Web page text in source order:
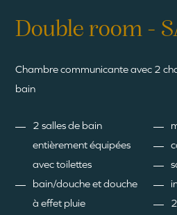
Double room -
Chambre communicante avec 2
bain
2 salles de bain
entièrement équipées
avec toilettes
bain/douche et douche
à effet pluie